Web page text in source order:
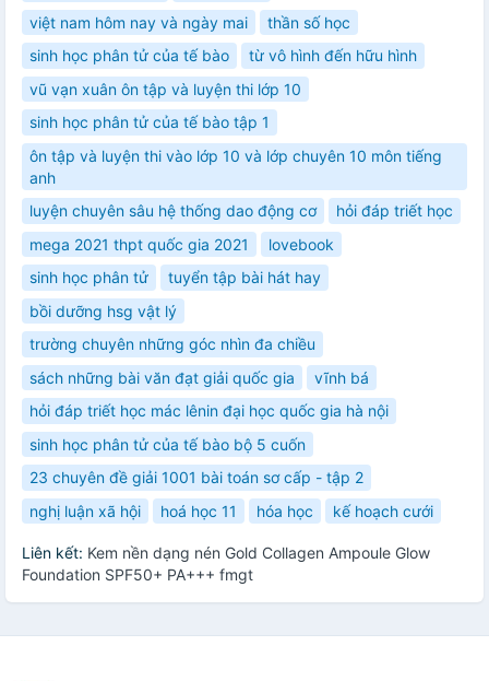
việt nam hôm nay và ngày mai
thần số học
sinh học phân tử của tế bào
từ vô hình đến hữu hình
vũ vạn xuân ôn tập và luyện thi lớp 10
sinh học phân tử của tế bào tập 1
ôn tập và luyện thi vào lớp 10 và lớp chuyên 10 môn tiếng
anh
luyện chuyên sâu hệ thống dao động cơ
hỏi đáp triết học
mega 2021 thpt quốc gia 2021
lovebook
sinh học phân tử
tuyển tập bài hát hay
bồi dưỡng hsg vật lý
trường chuyên những góc nhìn đa chiều
sách những bài văn đạt giải quốc gia
vĩnh bá
hỏi đáp triết học mác lênin đại học quốc gia hà nội
sinh học phân tử của tế bào bộ 5 cuốn
23 chuyên đề giải 1001 bài toán sơ cấp - tập 2
nghị luận xã hội
hoá học 11 hóa học kế hoạch cưới
Liên kết: Kem nền dạng nén Gold Collagen Ampoule Glow
Foundation SPF50+ PA+++ fmgt